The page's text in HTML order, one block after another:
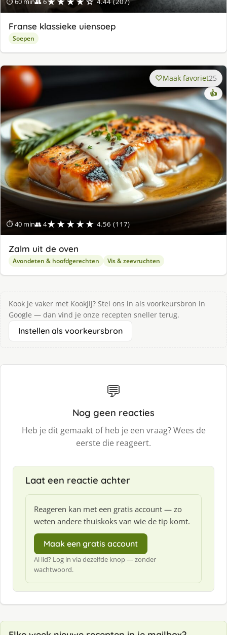
Franse klassieke uiensoep
Soepen
⏱ 40 min👥 4★★★★★ 4.56 (117)
Maak favoriet25
👍
Zalm uit de oven
Avondeten & hoofdgerechten Vis & zeevruchten
Kook je vaker met KookJij? Stel ons in als voorkeursbron in
Google — dan vind je onze recepten sneller terug.
Instellen als voorkeursbron
💬
Nog geen reacties
Heb je dit gemaakt of heb je een vraag? Wees de
eerste die reageert.
Laat een reactie achter
Reageren kan met een gratis account — zo
weten andere thuiskoks van wie de tip komt.
Maak een gratis account
Al lid? Log in via dezelfde knop — zonder
wachtwoord.